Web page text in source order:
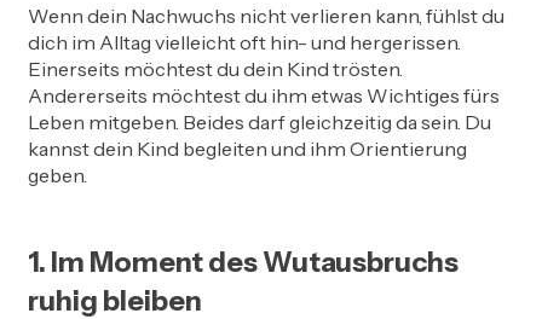
Wenn dein Nachwuchs nicht verlieren kann, fühlst du
dich im Alltag vielleicht oft hin- und hergerissen.
Einerseits möchtest du dein Kind trösten.
Andererseits möchtest du ihm etwas Wichtiges fürs
Leben mitgeben. Beides darf gleichzeitig da sein. Du
kannst dein Kind begleiten und ihm Orientierung
geben.
1. Im Moment des Wutausbruchs
ruhig bleiben